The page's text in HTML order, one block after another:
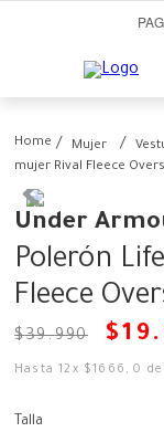
Mujer
mujer Rival Fleece
Under
Polerón
Fleece
$39.990 $19 .
Hasta12 x $1666 ,0
Talla